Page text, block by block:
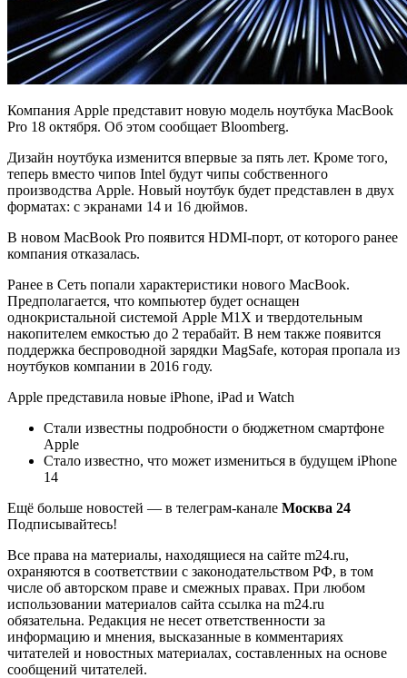
Компания Apple представит новую модель ноутбука MacBook
Pro 18 октября. Об этом сообщает Bloomberg.
Дизайн ноутбука изменится впервые за пять лет. Кроме того,
теперь вместо чипов Intel будут чипы собственного
производства Apple. Новый ноутбук будет представлен в двух
форматах: с экранами 14 и 16 дюймов.
В новом MacBook Pro появится HDMI-порт, от которого ранее
компания отказалась.
Ранее в Сеть попали характеристики нового MacBook.
Предполагается, что компьютер будет оснащен
однокристальной системой Apple M1X и твердотельным
накопителем емкостью до 2 терабайт. В нем также появится
поддержка беспроводной зарядки MagSafe, которая пропала из
ноутбуков компании в 2016 году.
Apple представила новые iPhone, iPad и Watch
Стали известны подробности о бюджетном смартфоне
Apple
Стало известно, что может измениться в будущем iPhone
14
Ещё больше новостей — в телеграм-канале Москва 24
Подписывайтесь!
Все права на материалы, находящиеся на сайте m24.ru,
охраняются в соответствии с законодательством РФ, в том
числе об авторском праве и смежных правах. При любом
использовании материалов сайта ссылка на m24.ru
обязательна. Редакция не несет ответственности за
информацию и мнения, высказанные в комментариях
читателей и новостных материалах, составленных на основе
сообщений читателей.